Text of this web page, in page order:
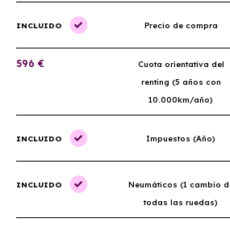
INCLUIDO Precio de compra
596 €
Cuota orientativa del
renting (5 años con
10.000km/año)
INCLUIDO Impuestos (Año)
INCLUIDO
Neumáticos (1 cambio
todas las ruedas)